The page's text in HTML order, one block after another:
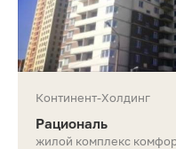
Континент-Холдинг
Рациональ
жилой комплекс